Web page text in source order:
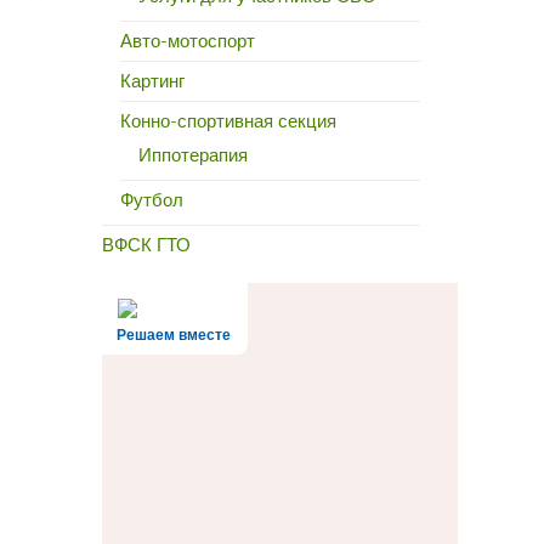
Авто-мотоспорт
Картинг
Конно-спортивная секция
Иппотерапия
Футбол
ВФСК ГТО
Решаем вместе